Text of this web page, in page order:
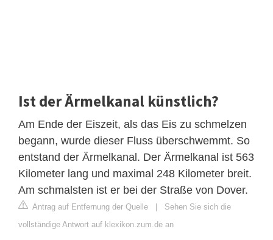
Ist der Ärmelkanal künstlich?
Am Ende der Eiszeit, als das Eis zu schmelzen
begann, wurde dieser Fluss überschwemmt. So
entstand der Ärmelkanal. Der Ärmelkanal ist 563
Kilometer lang und maximal 248 Kilometer breit.
Am schmalsten ist er bei der Straße von Dover.
Antrag auf Entfernung der Quelle | Sehen Sie sich die
vollständige Antwort auf klexikon.zum.de an